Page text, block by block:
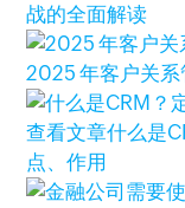
战的全面解读
2025 年客户关系
查看文章什么是
点、作用